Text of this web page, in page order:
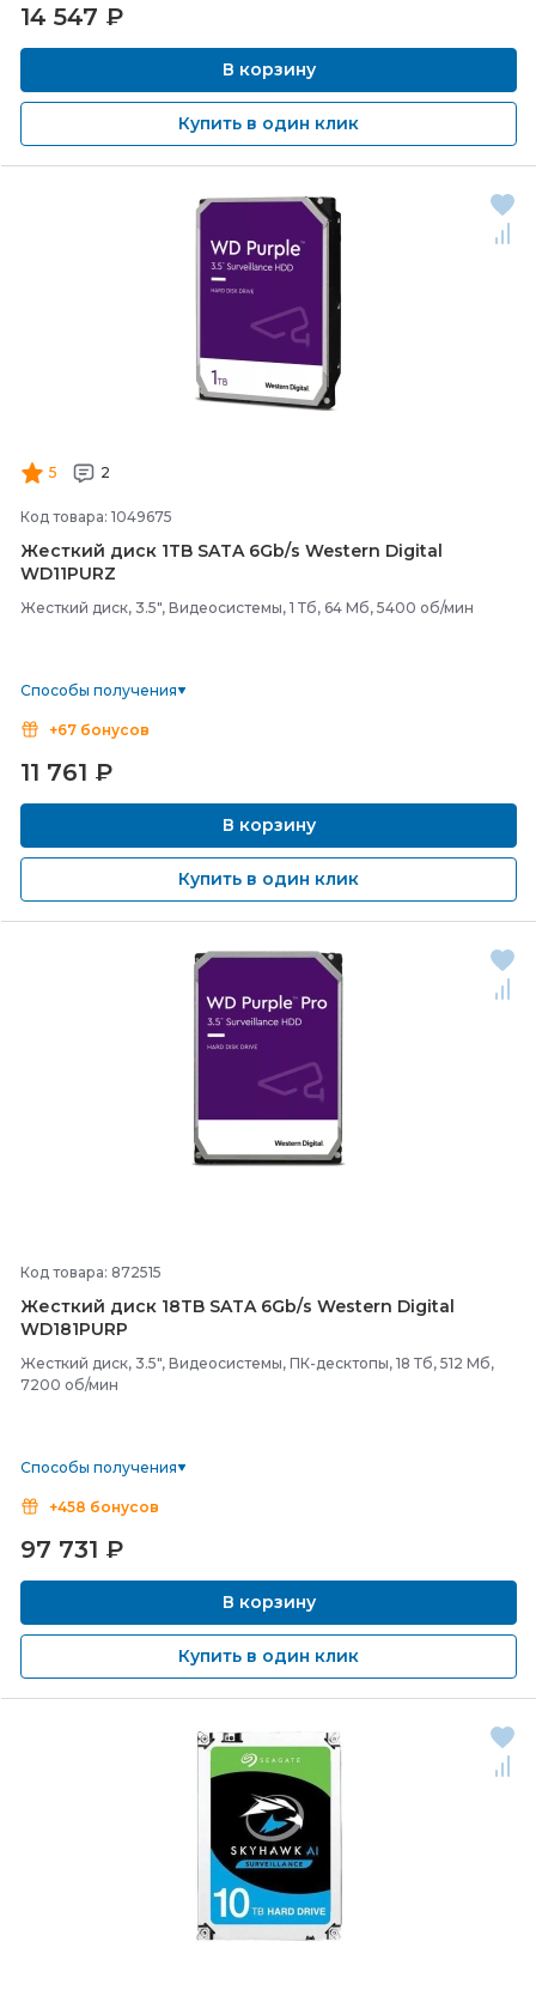
14 547 ₽
В корзину
Купить в один клик
5 2
Код товара: 1049675
Жесткий диск 1TB SATA 6Gb/s Western Digital
WD11PURZ
Жесткий диск, 3.5", Видеосистемы, 1 Тб, 64 Мб, 5400 об/мин
Способы получения
+67 бонусов
11 761 ₽
В корзину
Купить в один клик
Код товара: 872515
Жесткий диск 18TB SATA 6Gb/s Western Digital
WD181PURP
Жесткий диск, 3.5", Видеосистемы, ПК-десктопы, 18 Тб, 512 Мб,
7200 об/мин
Способы получения
+458 бонусов
97 731 ₽
В корзину
Купить в один клик